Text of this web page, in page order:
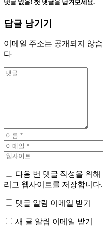
댓글 없음! 첫 댓글을 남겨보세요.
답글 남기기
이메일 주소는 공개되지 않
다
다음 번 댓글 작성을 위
리고 웹사이트를 저장합니다.
댓글 알림 이메일 받기
새 글 알림 이메일 받기